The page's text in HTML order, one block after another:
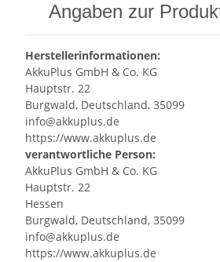
Angaben zur
Herstellerinformationen:
AkkuPlus GmbH & Co. KG
Hauptstr. 22
Burgwald, Deutschland, 35099
info@akkuplus.de
https://www.akkuplus.de
verantwortliche Person:
AkkuPlus GmbH & Co. KG
Hauptstr. 22
Hessen
Burgwald, Deutschland, 35099
info@akkuplus.de
https://www.akkuplus.de